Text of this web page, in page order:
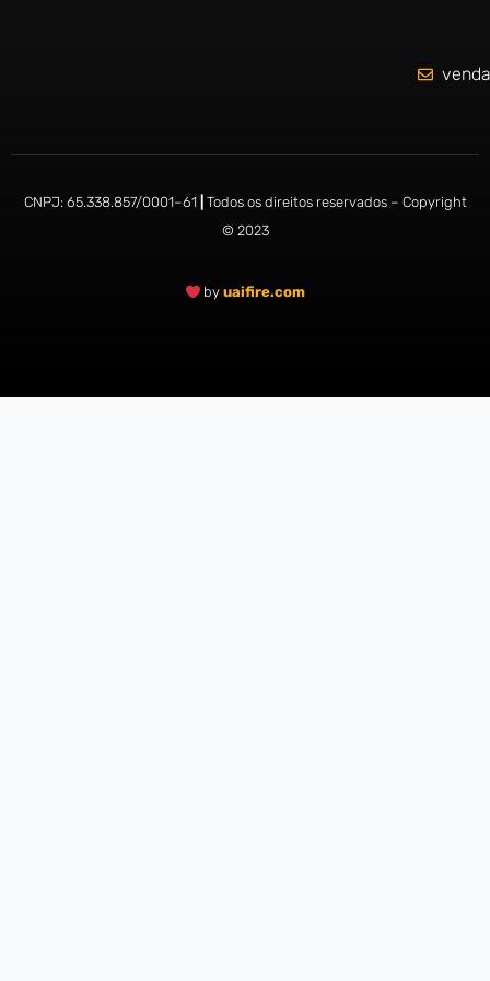
CNPJ: 65.338.857/0001–61| Todos os direitos reservados – Copyright
© 2023
byuaifire.com